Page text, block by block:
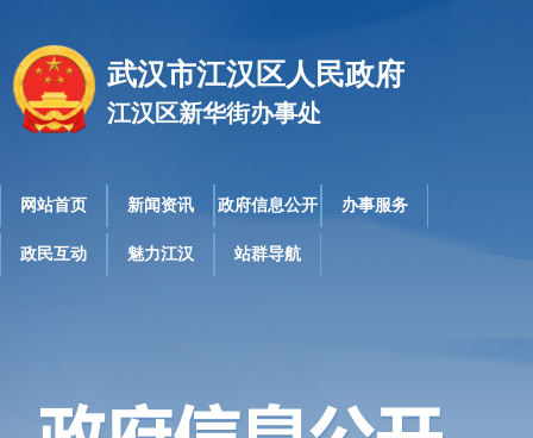
武汉市江汉区人民政府
江汉区新华街办事处
网站首页 新闻资讯 政府信息公开 办事服务
政民互动 魅力江汉 站群导航